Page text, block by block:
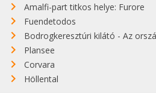
Amalfi-part titkos helye: Furore
Fuendetodos
Bodrogkeresztúri kilátó - Az
Plansee
Corvara
Höllental